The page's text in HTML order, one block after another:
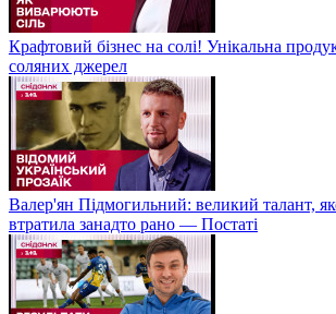
Крафтовий бізнес на солі! Унікальна
соляних джерел
Валер'ян Підмогильний: великий талант,
втратила занадто рано — Постаті